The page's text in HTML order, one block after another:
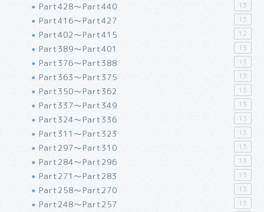
Part428～Part440 13
Part416～Part427 13
Part402～Part415 12
Part389～Part401 13
Part376～Part388 13
Part363～Part375 13
Part350～Part362 13
Part337～Part349 13
Part324～Part336 13
Part311～Part323 13
Part297～Part310 13
Part284～Part296 13
Part271～Part283 13
Part258～Part270 13
Part248～Part257 13